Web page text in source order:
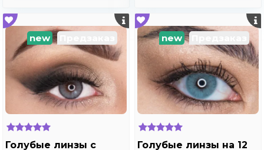
new
Голубые линзы с
new
Голубые линзы на 12